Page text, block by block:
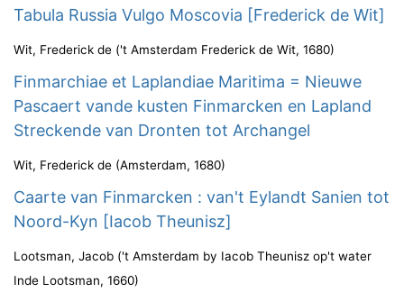
Tabula Russia Vulgo Moscovia [Frederick de Wit]
Wit, Frederick de ('t Amsterdam Frederick de Wit, 1680)
Finmarchiae et Laplandiae Maritima = Nieuwe
Pascaert vande kusten Finmarcken en Lapland
Streckende van Dronten tot Archangel
Wit, Frederick de (Amsterdam, 1680)
Caarte van Finmarcken : van't Eylandt Sanien tot
Noord-Kyn [Iacob Theunisz]
Lootsman, Jacob ('t Amsterdam by Iacob Theunisz op't water
Inde Lootsman, 1660)